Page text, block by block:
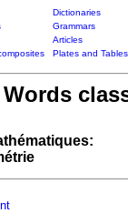
Dictionaries
Grammars
Articles
Plates and Tables
Words